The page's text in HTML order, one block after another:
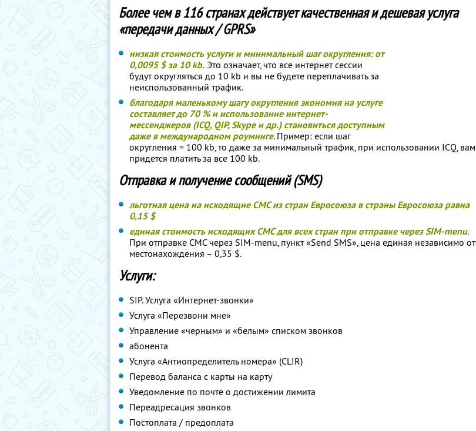
Более чем в 116 странах действует качественная и дешевая услуга
«передачи данных / GPRS»
низкая стоимость услуги и минимальный шаг округления: от
0,0095 $ за 10 kb. Это означает, что все интернет сессии
будут округляться до 10 kb и вы не будете переплачивать за
неиспользованный трафик.
благодаря маленькому шагу округления экономия на услуге
составляет до 70 % и использование интернет-
мессенджеров (ICQ, QIP, Skype и др.) становиться доступным
даже в международном роуминге. Пример: если шаг
округления = 100 kb, то даже за минимальный трафик, при использовании ICQ, вам
придется платить за все 100 kb.
Отправка и получение сообщений (SMS)
льготная цена на исходящие СМС из стран Евросоюза в страны Евросоюза равна
0,15 $
единая стоимость исходящих СМС для всех стран при отправке через SIM-menu.
При отправке СМС через SIM-menu, пункт «Send SMS», цена единая независимо от
местонахождения – 0,35 $.
Услуги:
SIP. Услуга «Интернет-звонки»
Услуга «Перезвони мне»
Управление «черным» и «белым» списком звонков
абонента
Услуга «Антиопределитель номера» (CLIR)
Перевод баланса с карты на карту
Уведомление по почте о достижении лимита
Переадресация звонков
Постоплата / предоплата